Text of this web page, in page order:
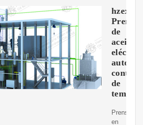
hzexun
Prensa
de
aceite
control
de
Prensado
en